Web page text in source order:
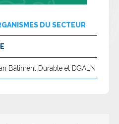
DU SECTEUR
Bâtiment Durable et DGALN